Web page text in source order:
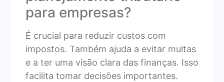
para empresas?
É crucial para reduzir custos com
impostos. Também ajuda a evitar multas
e a ter uma visão clara das finanças. Isso
facilita tomar decisões importantes.